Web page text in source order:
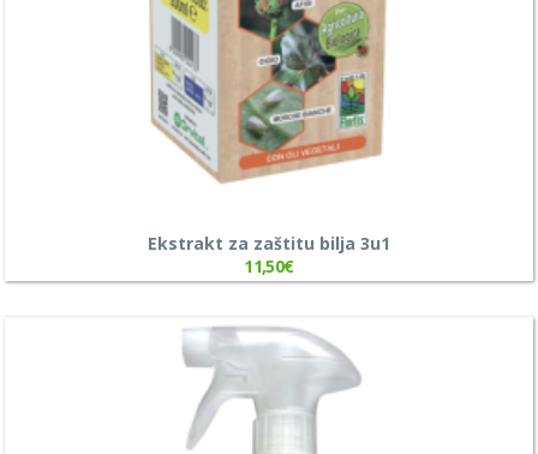
Ekstrakt za zaštitu bilja 3u1
11,50€